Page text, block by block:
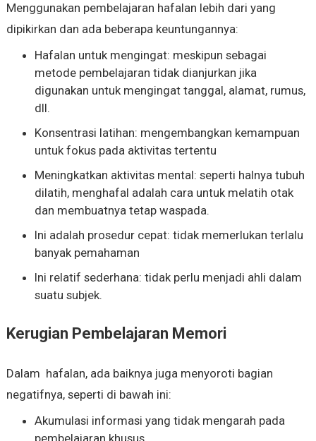
Menggunakan pembelajaran hafalan lebih dari yang
dipikirkan dan ada beberapa keuntungannya:
Hafalan untuk mengingat: meskipun sebagai
metode pembelajaran tidak dianjurkan jika
digunakan untuk mengingat tanggal, alamat, rumus,
dll.
Konsentrasi latihan: mengembangkan kemampuan
untuk fokus pada aktivitas tertentu
Meningkatkan aktivitas mental: seperti halnya tubuh
dilatih, menghafal adalah cara untuk melatih otak
dan membuatnya tetap waspada.
Ini adalah prosedur cepat: tidak memerlukan terlalu
banyak pemahaman
Ini relatif sederhana: tidak perlu menjadi ahli dalam
suatu subjek.
Kerugian Pembelajaran Memori
Dalam hafalan, ada baiknya juga menyoroti bagian
negatifnya, seperti di bawah ini:
Akumulasi informasi yang tidak mengarah pada